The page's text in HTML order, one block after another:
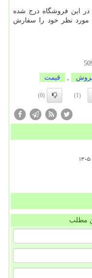
این فروشگاه درج شده
نظر خود را سفارش
قیمت
(1)
(0)
مطلب